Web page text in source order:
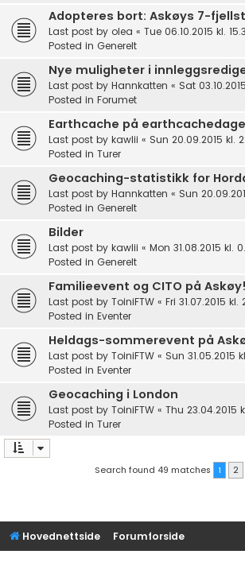
Adopteres bort: Askøys 7-
Last post by olea « Tue 06.10.2015 kl.
Posted in Generelt
Nye muligheter i
Last post by Hannkatten « Sat
Posted in Forumet
Earthcache på
Last post by kawlii « Sun 20.09.2015 kl.
Posted in Turer
Geocaching-statistikk for
Last post by Hannkatten « Sun
Posted in Generelt
Bilder
Last post by kawlii « Mon 31.08.2015 kl.
Posted in Generelt
Familieevent og CITO på Askøy!
Last post by ToiniFTW « Fri 31.07.2015 kl.
Posted in Eventer
Heldags-sommerevent på
Last post by ToiniFTW « Sun 31.05.2015
Posted in Eventer
Geocaching i London
Last post by ToiniFTW « Thu 23.04.2015
Posted in Turer
Search found 49 matches 1 2
Hovednettside Forumforside